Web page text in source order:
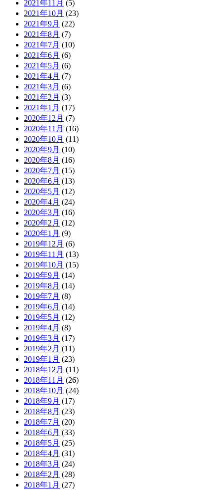
2021年11月 (5)
2021年10月 (23)
2021年9月 (22)
2021年8月 (7)
2021年7月 (10)
2021年6月 (6)
2021年5月 (6)
2021年4月 (7)
2021年3月 (6)
2021年2月 (3)
2021年1月 (17)
2020年12月 (7)
2020年11月 (16)
2020年10月 (11)
2020年9月 (10)
2020年8月 (16)
2020年7月 (15)
2020年6月 (13)
2020年5月 (12)
2020年4月 (24)
2020年3月 (16)
2020年2月 (12)
2020年1月 (9)
2019年12月 (6)
2019年11月 (13)
2019年10月 (15)
2019年9月 (14)
2019年8月 (14)
2019年7月 (8)
2019年6月 (14)
2019年5月 (12)
2019年4月 (8)
2019年3月 (17)
2019年2月 (11)
2019年1月 (23)
2018年12月 (11)
2018年11月 (26)
2018年10月 (24)
2018年9月 (17)
2018年8月 (23)
2018年7月 (20)
2018年6月 (33)
2018年5月 (25)
2018年4月 (31)
2018年3月 (24)
2018年2月 (28)
2018年1月 (27)